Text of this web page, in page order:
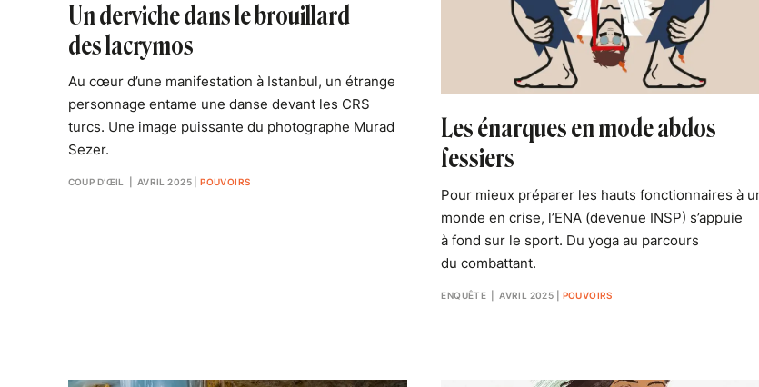
Un derviche dans le brouillard
des lacrymos
Au cœur d’une manifestation à Istanbul, un étrange
personnage entame une danse devant les CRS
turcs. Une image puissante du photographe Murad
Sezer.
COUP D’ŒIL | AVRIL 2025|POUVOIRS
Les énarques en mode abdos
fessiers
Pour mieux préparer les hauts fonctionnaires à
monde en crise, l’ENA (devenue INSP) s’appuie
à fond sur le sport. Du yoga au parcours
du combattant.
ENQUÊTE | AVRIL 2025 POUVOIRS